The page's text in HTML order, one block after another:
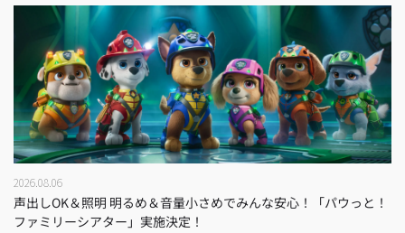
2026.08.06
声出しOK＆照明 明るめ＆音量小さめでみんな安心！「パウっと！
ファミリーシアター」実施決定！